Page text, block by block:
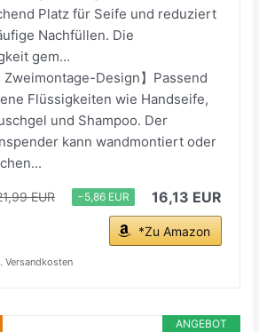
Platz für Seife und reduziert
Nachfüllen. Die
gem...
Zweimontage-Design】Passend
Flüssigkeiten wie Handseife,
und Shampoo. Der
kann wandmontiert oder
EUR −5,86 EUR 16,13 EUR
*Zu Amazon
Versandkosten
ANGEBOT